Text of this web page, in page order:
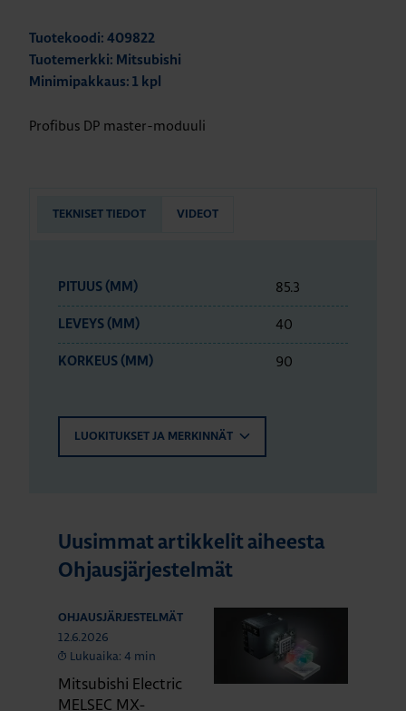
Tuotekoodi: 409822
Tuotemerkki: Mitsubishi
Minimipakkaus: 1 kpl
Profibus DP master-moduuli
TEKNISET TIEDOT VIDEOT
PITUUS (MM) 85.3
LEVEYS (MM) 40
KORKEUS (MM) 90
LUOKITUKSET JA MERKINNÄT
Uusimmat artikkelit aiheesta
Ohjausjärjestelmät
OHJAUSJÄRJESTELMÄT
12.6.2026
Lukuaika: 4 min
Mitsubishi Electric
MELSEC MX-